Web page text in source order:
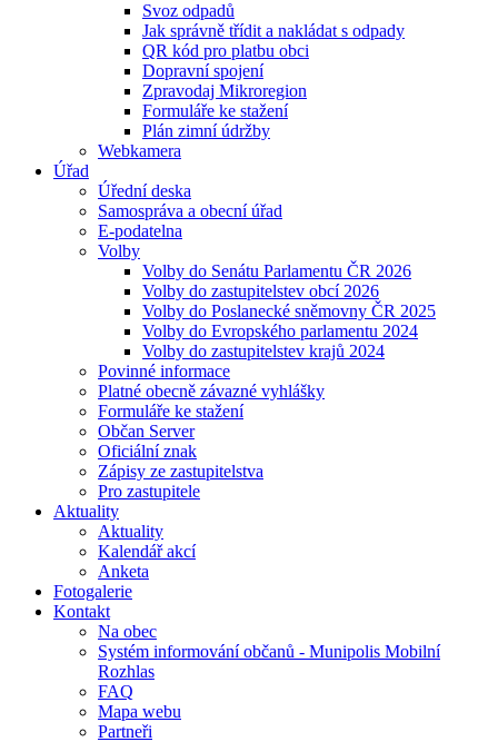
Svoz odpadů
Jak správně třídit a nakládat s odpady
QR kód pro platbu obci
Dopravní spojení
Zpravodaj Mikroregion
Formuláře ke stažení
Plán zimní údržby
Webkamera
Úřad
Úřední deska
Samospráva a obecní úřad
E-podatelna
Volby
Volby do Senátu Parlamentu ČR 2026
Volby do zastupitelstev obcí 2026
Volby do Poslanecké sněmovny ČR 2025
Volby do Evropského parlamentu 2024
Volby do zastupitelstev krajů 2024
Povinné informace
Platné obecně závazné vyhlášky
Formuláře ke stažení
Občan Server
Oficiální znak
Zápisy ze zastupitelstva
Pro zastupitele
Aktuality
Aktuality
Kalendář akcí
Anketa
Fotogalerie
Kontakt
Na obec
Systém informování občanů - Munipolis Mobilní
Rozhlas
FAQ
Mapa webu
Partneři